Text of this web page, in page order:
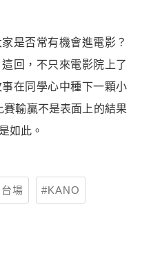
是否常有機會進電影？
回，不只來電影院上了
在同學心中種下一顆小
輸贏不是表面上的結果
如此。
場 KANO